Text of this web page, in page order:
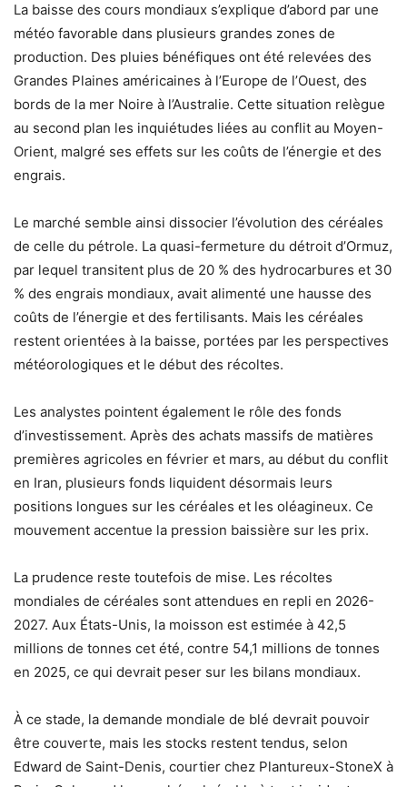
La baisse des cours mondiaux s’explique d’abord par une
météo favorable dans plusieurs grandes zones de
production. Des pluies bénéfiques ont été relevées des
Grandes Plaines américaines à l’Europe de l’Ouest, des
bords de la mer Noire à l’Australie. Cette situation relègue
au second plan les inquiétudes liées au conflit au Moyen-
Orient, malgré ses effets sur les coûts de l’énergie et des
engrais.
Le marché semble ainsi dissocier l’évolution des céréales
de celle du pétrole. La quasi-fermeture du détroit d’Ormuz,
par lequel transitent plus de 20 % des hydrocarbures et 30
% des engrais mondiaux, avait alimenté une hausse des
coûts de l’énergie et des fertilisants. Mais les céréales
restent orientées à la baisse, portées par les perspectives
météorologiques et le début des récoltes.
Les analystes pointent également le rôle des fonds
d’investissement. Après des achats massifs de matières
premières agricoles en février et mars, au début du conflit
en Iran, plusieurs fonds liquident désormais leurs
positions longues sur les céréales et les oléagineux. Ce
mouvement accentue la pression baissière sur les prix.
La prudence reste toutefois de mise. Les récoltes
mondiales de céréales sont attendues en repli en 2026-
2027. Aux États-Unis, la moisson est estimée à 42,5
millions de tonnes cet été, contre 54,1 millions de tonnes
en 2025, ce qui devrait peser sur les bilans mondiaux.
À ce stade, la demande mondiale de blé devrait pouvoir
être couverte, mais les stocks restent tendus, selon
Edward de Saint-Denis, courtier chez Plantureux-StoneX à